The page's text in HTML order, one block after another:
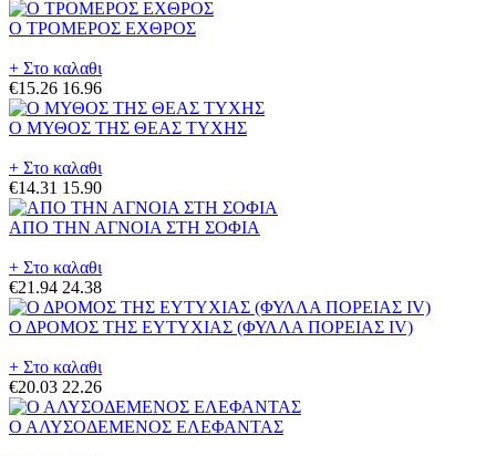
Ο ΤΡΟΜΕΡΟΣ ΕΧΘΡΟΣ
+ Στο καλαθι
€15.26 16.96
Ο ΜΥΘΟΣ ΤΗΣ ΘΕΑΣ ΤΥΧΗΣ
+ Στο καλαθι
€14.31 15.90
ΑΠΟ ΤΗΝ ΑΓΝΟΙΑ ΣΤΗ ΣΟΦΙΑ
+ Στο καλαθι
€21.94 24.38
Ο ΔΡΟΜΟΣ ΤΗΣ ΕΥΤΥΧΙΑΣ (ΦΥΛΛΑ ΠΟΡΕΙΑΣ IV)
+ Στο καλαθι
€20.03 22.26
Ο ΑΛΥΣΟΔΕΜΕΝΟΣ ΕΛΕΦΑΝΤΑΣ